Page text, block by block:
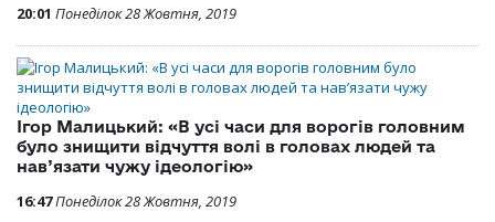
20:01 Понеділок 28 Жовтня, 2019
Ігор Малицький: «В усі часи для ворогів головним
було знищити відчуття волі в головах людей та
нав’язати чужу ідеологію»
16:47Понеділок 28 Жовтня, 2019